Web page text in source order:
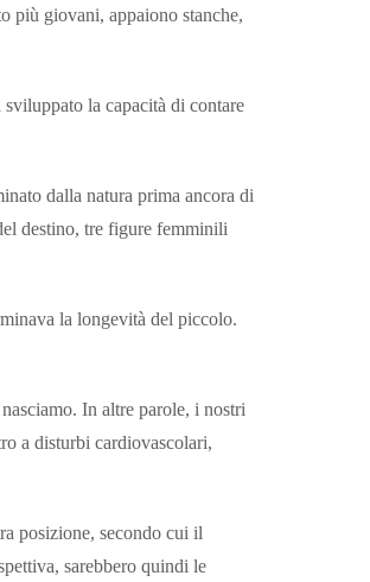
più giovani, appaiono stanche,
la capacità di contare
dalla natura prima ancora di
destino, tre figure femminili
la longevità del piccolo.
In altre parole, i nostri
a disturbi cardiovascolari,
posizione, secondo cui il
sarebbero quindi le